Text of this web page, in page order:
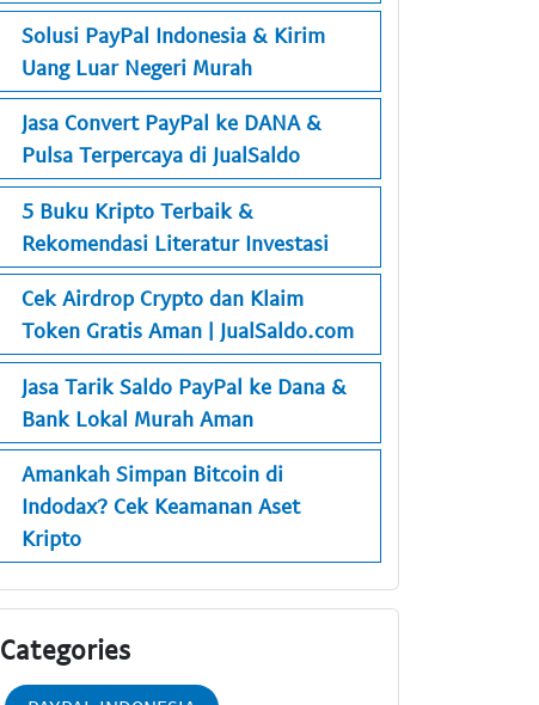
Solusi PayPal Indonesia & Kirim
Uang Luar Negeri Murah
Jasa Convert PayPal ke DANA &
Pulsa Terpercaya di JualSaldo
5 Buku Kripto Terbaik &
Rekomendasi Literatur Investasi
Cek Airdrop Crypto dan Klaim
Token Gratis Aman | JualSaldo.com
Jasa Tarik Saldo PayPal ke Dana &
Bank Lokal Murah Aman
Amankah Simpan Bitcoin di
Indodax? Cek Keamanan Aset
Kripto
Categories